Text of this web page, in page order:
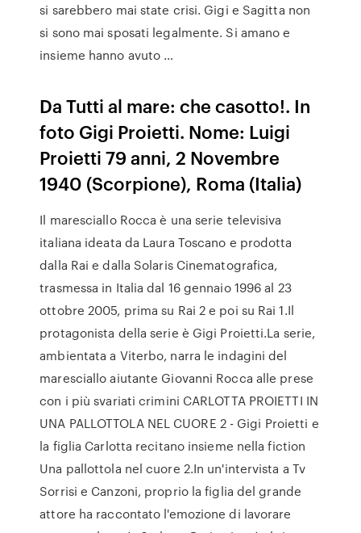
si sarebbero mai state crisi. Gigi e Sagitta non
si sono mai sposati legalmente. Si amano e
insieme hanno avuto …
Da Tutti al mare: che casotto!. In
foto Gigi Proietti. Nome: Luigi
Proietti 79 anni, 2 Novembre
1940 (Scorpione), Roma (Italia)
Il maresciallo Rocca è una serie televisiva
italiana ideata da Laura Toscano e prodotta
dalla Rai e dalla Solaris Cinematografica,
trasmessa in Italia dal 16 gennaio 1996 al 23
ottobre 2005, prima su Rai 2 e poi su Rai 1.Il
protagonista della serie è Gigi Proietti.La serie,
ambientata a Viterbo, narra le indagini del
maresciallo aiutante Giovanni Rocca alle prese
con i più svariati crimini CARLOTTA PROIETTI IN
UNA PALLOTTOLA NEL CUORE 2 - Gigi Proietti e
la figlia Carlotta recitano insieme nella fiction
Una pallottola nel cuore 2.In un'intervista a Tv
Sorrisi e Canzoni, proprio la figlia del grande
attore ha raccontato l'emozione di lavorare